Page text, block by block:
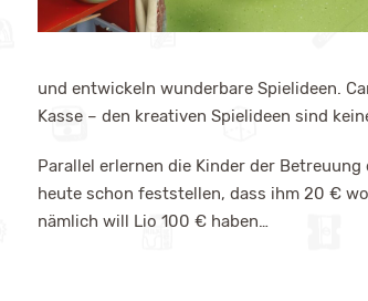
und entwickeln wunderbare Spielideen.
Kasse – den kreativen Spielideen sind
Parallel erlernen die Kinder der
heute schon feststellen, dass ihm 20 €
nämlich will Lio 100 € haben…